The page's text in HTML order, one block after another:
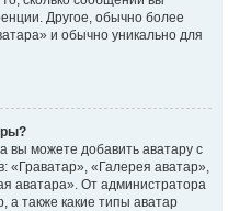
Другое, обычно более
и обычно уникально для
вы можете добавить аватару с
«Граватар», «Галерея аватар»,
аватара». От администратора
а также какие типы аватар